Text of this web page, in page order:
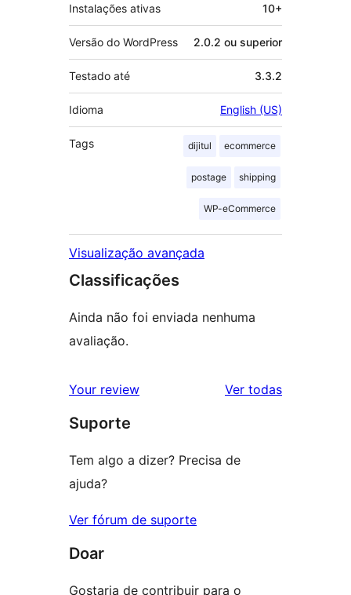
Instalações ativas 10+
Versão do WordPress 2.0.2 ou superior
Testado até 3.3.2
Idioma English (US)
Tags dijitul ecommerce
postage shipping
WP-eCommerce
Visualização avançada
Classificações
Ainda não foi enviada nenhuma
avaliação.
Your review Ver todasavaliações
Suporte
Tem algo a dizer? Precisa de
ajuda?
Ver fórum de suporte
Doar
Gostaria de contribuir para o